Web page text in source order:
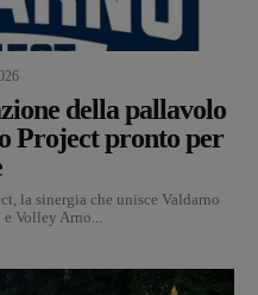
della pallavolo
Project pronto per
la sinergia che unisce Valdarno
Volley Arno...